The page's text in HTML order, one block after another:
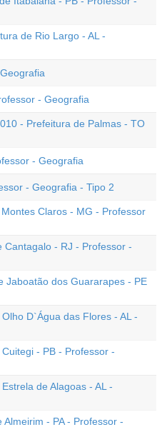
de Rio Largo - AL -
- Geografia
- Prefeitura de Palmas - TO
- Geografia
- Geografia - Tipo 2
Claros - MG - Professor
Cantagalo - RJ - Professor -
Jaboatão dos Guararapes - PE
D`Água das Flores - AL -
- PB - Professor -
de Alagoas - AL -
- PA - Professor -